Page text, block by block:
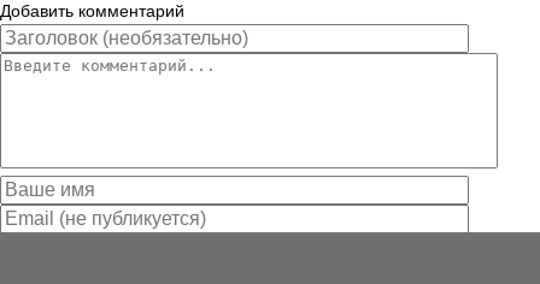
Добавить комментарий